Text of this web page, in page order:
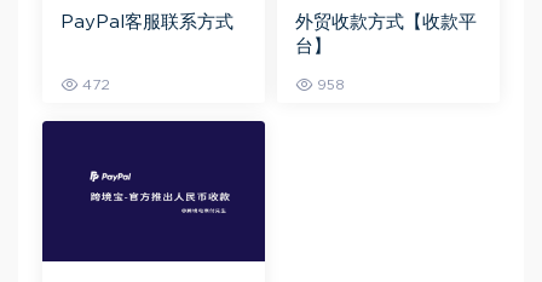
PayPal客服联系方式
472
外贸收款方式【收款平
台】
958